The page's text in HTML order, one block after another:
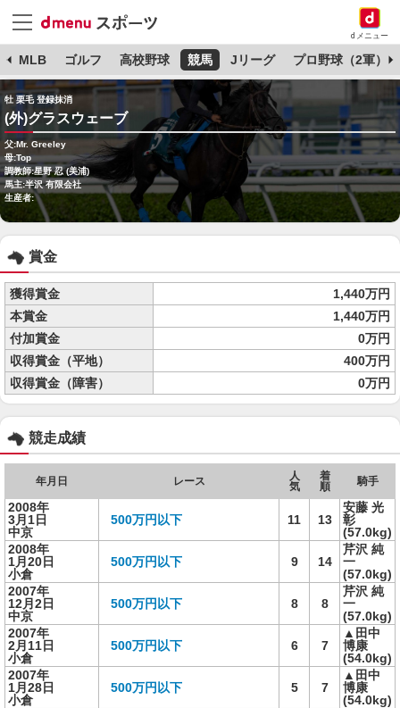
dメニュー
MLB ゴルフ 高校野球 競馬 Jリーグ プロ野球（2軍）
牡 栗毛 登録抹消
(外)グラスウェーブ
父:Mr. Greeley
母:Top
調教師:星野 忍 (美浦)
馬主:半沢 有限会社
生産者:
賞金
獲得賞金
1,440万円
本賞金
1,440万円
付加賞金
0万円
収得賞金（平地）
400万円
収得賞金（障害）
0万円
競走成績
年月日 レース
人
気
着
順
騎手
2008年
3月1日
中京
500万円以下 11 13
安藤 光
彰
(57.0kg)
2008年
1月20日
小倉
500万円以下 9 14
芹沢 純
一
(57.0kg)
2007年
12月2日
中京
500万円以下 8 8
芹沢 純
一
(57.0kg)
2007年
2月11日
小倉
500万円以下 6 7
▲田中
博康
(54.0kg)
2007年
1月28日
小倉
500万円以下 5 7
▲田中
博康
(54.0kg)